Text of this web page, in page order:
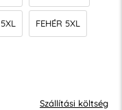
FEHÉR 5XL
Szállítási költség